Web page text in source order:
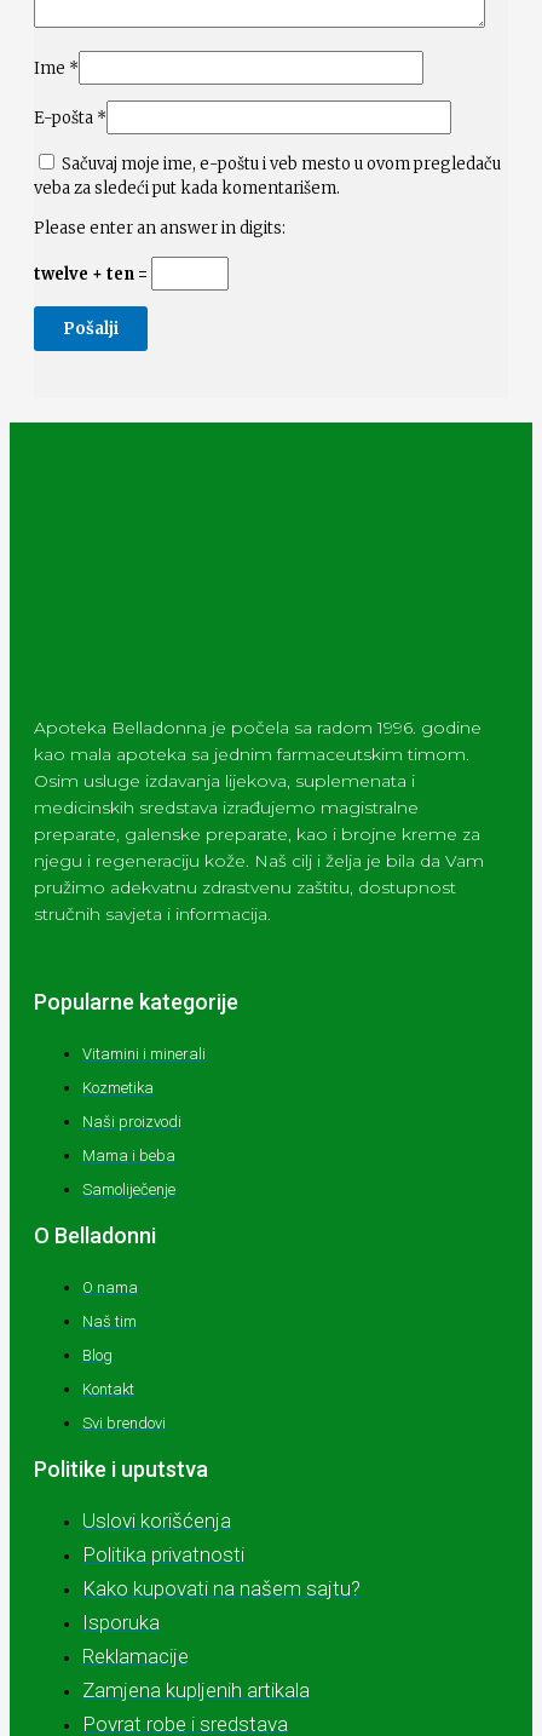
Ime *
E-pošta *
Sačuvaj moje ime, e-poštu i veb mesto u ovom pregledaču
veba za sledeći put kada komentarišem.
Please enter an answer in digits:
twelve + ten =
Apoteka Belladonna je počela sa radom 1996. godine
kao mala apoteka sa jednim farmaceutskim timom.
Osim usluge izdavanja lijekova, suplemenata i
medicinskih sredstava izrađujemo magistralne
preparate, galenske preparate, kao i brojne kreme za
njegu i regeneraciju kože. Naš cilj i želja je bila da Vam
pružimo adekvatnu zdrastvenu zaštitu, dostupnost
stručnih savjeta i informacija.
Popularne kategorije
Vitamini i minerali
Kozmetika
Naši proizvodi
Mama i beba
Samoliječenje
O Belladonni
O nama
Naš tim
Blog
Kontakt
Svi brendovi
Politike i uputstva
Uslovi korišćenja
Politika privatnosti
Kako kupovati na našem sajtu?
Isporuka
Reklamacije
Zamjena kupljenih artikala
Povrat robe i sredstava